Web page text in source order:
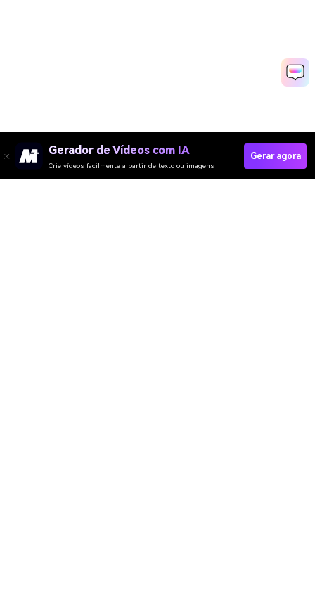
Gerador de Vídeos com IA
Crie vídeos facilmente a partir de texto ou imagens
Gerar agora